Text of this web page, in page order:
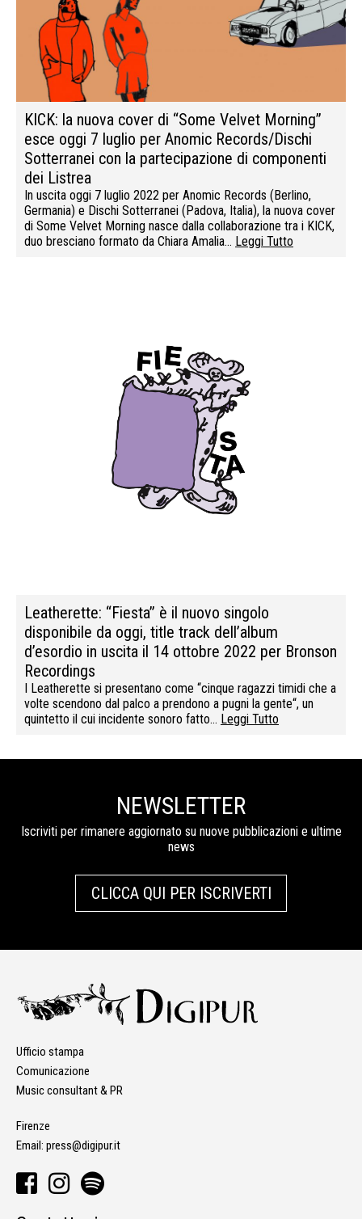
KICK: la nuova cover di “Some Velvet Morning”
esce oggi 7 luglio per Anomic Records/Dischi
Sotterranei con la partecipazione di componenti
dei Listrea
In uscita oggi 7 luglio 2022 per Anomic Records (Berlino,
Germania) e Dischi Sotterranei (Padova, Italia), la nuova cover
di Some Velvet Morning nasce dalla collaborazione tra i KICK,
duo bresciano formato da Chiara Amalia… Leggi Tutto
Leatherette: “Fiesta” è il nuovo singolo
disponibile da oggi, title track dell’album
d’esordio in uscita il 14 ottobre 2022 per Bronson
Recordings
I Leatherette si presentano come “cinque ragazzi timidi che a
volte scendono dal palco a prendono a pugni la gente“, un
quintetto il cui incidente sonoro fatto… Leggi Tutto
NEWSLETTER
Iscriviti per rimanere aggiornato su nuove pubblicazioni e ultime
news
CLICCA QUI PER ISCRIVERTI
Ufficio stampa
Comunicazione
Music consultant & PR
Firenze
Email: press@digipur.it